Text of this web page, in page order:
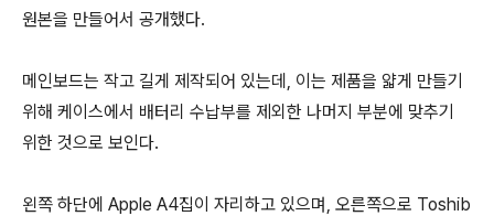
원본을 만들어서 공개했다.
메인보드는 작고 길게 제작되어 있는데, 이는 제품을 얇게 만들기
위해 케이스에서 배터리 수납부를 제외한 나머지 부분에 맞추기
위한 것으로 보인다.
왼쪽 하단에 Apple A4집이 자리하고 있으며, 오른쪽으로 Toshib